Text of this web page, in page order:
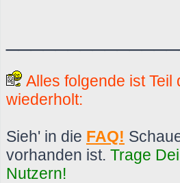
Alles folgende ist
wiederholt:
Sieh' in die FAQ!
vorhanden ist. Trage
Nutzern!